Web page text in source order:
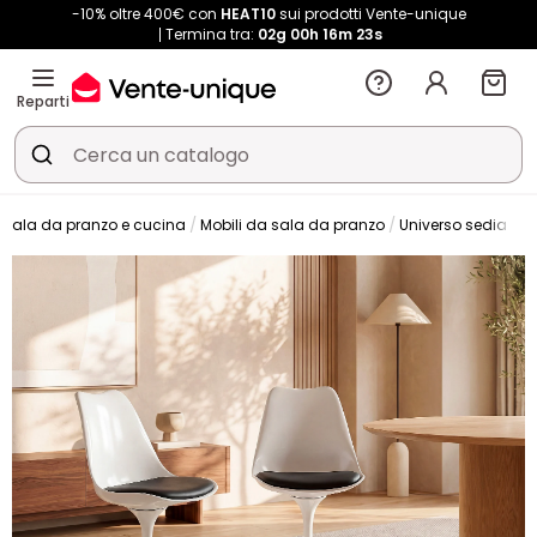
-10% oltre 400€ con HEAT10sui prodotti Vente-unique
Termina tra:02g 00h 16m 21s
Reparti
Sala da pranzo e cucina Mobili da sala da pranzo Universo sedia